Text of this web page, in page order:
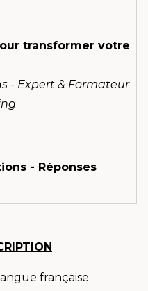
transformer votre
- Expert & Formateur
- Réponses
française.